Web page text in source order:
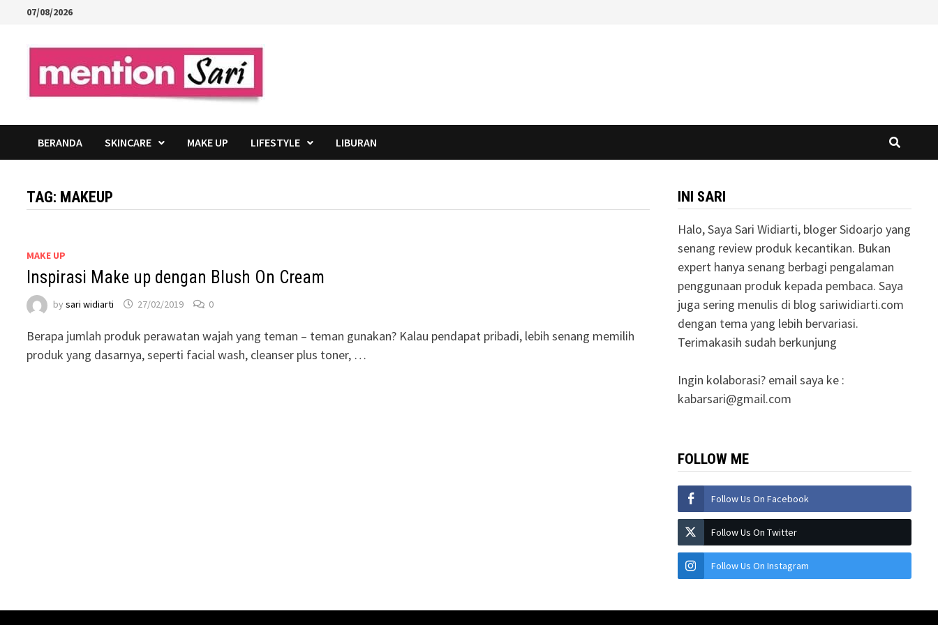
content
07/08/2026
BERANDA SKINCARE MAKE UP LIFESTYLE LIBURAN
TAG: MAKEUP
MAKE UP
Inspirasi Make up dengan Blush On Cream
bysari widiarti 27/02/2019 0
Berapa jumlah produk perawatan wajah yang teman – teman gunakan? Kalau pendapat pribadi, lebih senang memilih
produk yang dasarnya, seperti facial wash, cleanser plus toner, …
INI SARI
Halo, Saya Sari Widiarti, bloger Sidoarjo yang
senang review produk kecantikan. Bukan
expert hanya senang berbagi pengalaman
penggunaan produk kepada pembaca. Saya
juga sering menulis di blog sariwidiarti.com
dengan tema yang lebih bervariasi.
Terimakasih sudah berkunjung
Ingin kolaborasi? email saya ke :
kabarsari@gmail.com
FOLLOW ME
Follow Us On Facebook
Follow Us On Twitter
Follow Us On Instagram